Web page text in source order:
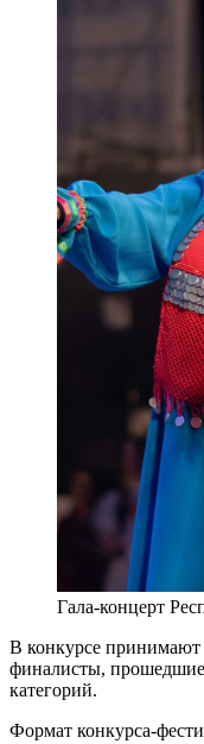
Гала-концерт
В конкурсе принимают
финалисты, прошедшие
категорий.
Формат конкурса-